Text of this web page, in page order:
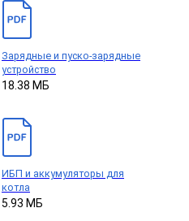
Зарядные и пуско-зарядные
устройство
18.38 МБ
ИБП и аккумуляторы для
котла
5.93 МБ